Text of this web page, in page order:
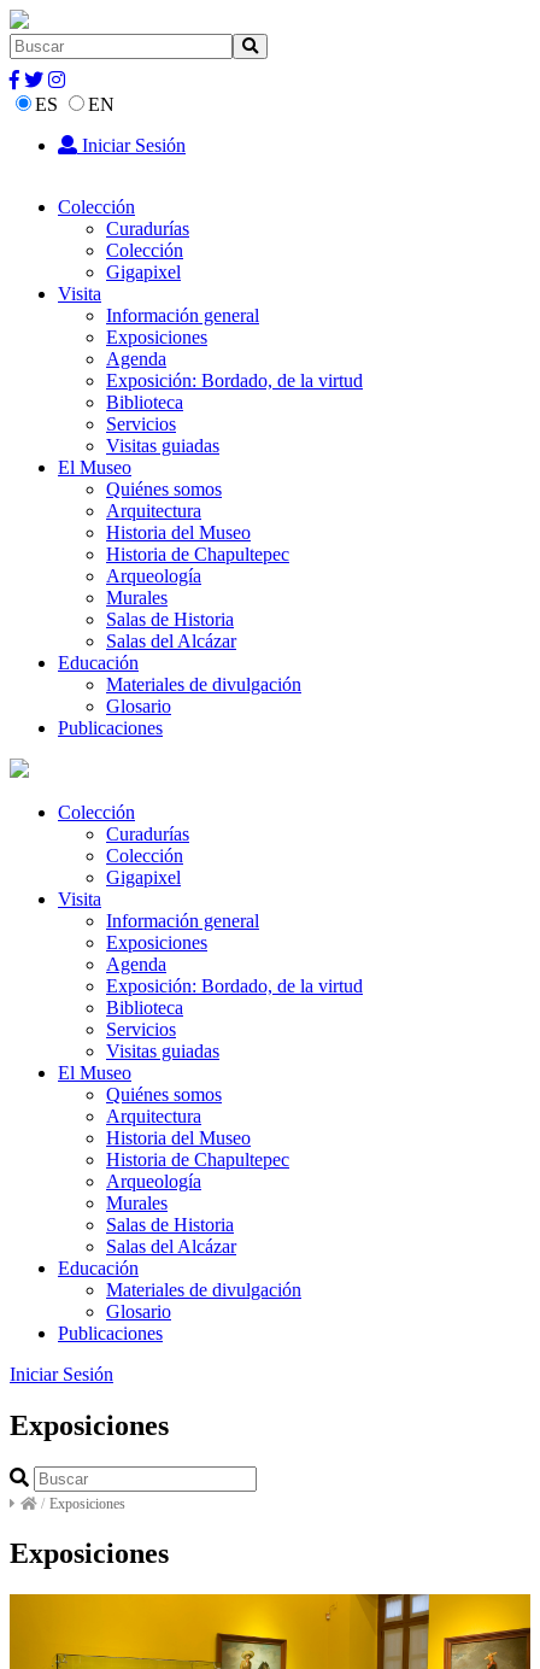
ES
EN
Iniciar Sesión
Colección
Curadurías
Colección
Gigapixel
Visita
Información general
Exposiciones
Agenda
Exposición: Bordado, de la virtud
Biblioteca
Servicios
Visitas guiadas
El Museo
Quiénes somos
Arquitectura
Historia del Museo
Historia de Chapultepec
Arqueología
Murales
Salas de Historia
Salas del Alcázar
Educación
Materiales de divulgación
Glosario
Publicaciones
Colección
Curadurías
Colección
Gigapixel
Visita
Información general
Exposiciones
Agenda
Exposición: Bordado, de la virtud
Biblioteca
Servicios
Visitas guiadas
El Museo
Quiénes somos
Arquitectura
Historia del Museo
Historia de Chapultepec
Arqueología
Murales
Salas de Historia
Salas del Alcázar
Educación
Materiales de divulgación
Glosario
Publicaciones
Iniciar Sesión
Exposiciones
/ Exposiciones
Exposiciones